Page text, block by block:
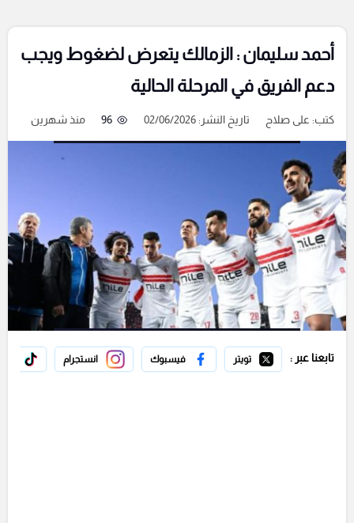
أحمد سليمان : الزمالك يتعرض لضغوط ويجب
دعم الفريق في المرحلة الحالية
كتب: على صلاح تاريخ النشر: 02/06/2026 96 منذ شهرين
تابعنا عبر : تويتر فيسبوك انستجرام